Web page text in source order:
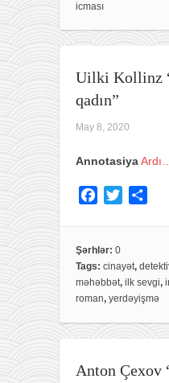
icması
Uilki Kollinz
qadın”
May 8, 2020
Annotasiya
e
b
o
o
k
t
e
r
e
Şərhlər: 0
Tags: cinayət,
məhəbbət, ilk sevgi,
roman, yerdəyişmə
Anton Çexov